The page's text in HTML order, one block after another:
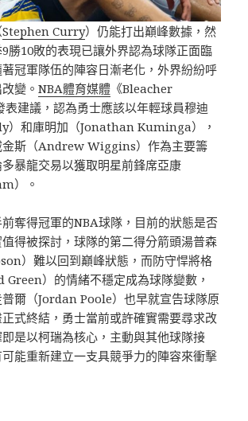
Stephen Curry）仍能打出巔峰數據，然
勝10敗的表現已讓外界認為球隊正面臨
冠軍隊伍的陣容日漸老化，外界紛紛呼
變。NBA體育媒體 《Bleacher
建議，認為勇士應該以年輕球員穆迪
）和庫明加（Jonathan Kuminga），
金斯（Andrew Wiggins）作為主要籌
暴龍交易以獲取明星前鋒席亞康
）。
奪得冠軍的NBA球隊，目前的狀態是否
得被探討，球隊的第二得分箭頭湯普森
）難以回到巔峰狀態，而防守悍將格
）的情緒不穩定成為球隊變數，
爾（Jordan Poole）也早就宣告球隊原
式終結，勇士當前或許確實需要尋求改
是以柯瑞為核心，主動與其他球隊接
能重新建立一支具競爭力的陣容來衝擊